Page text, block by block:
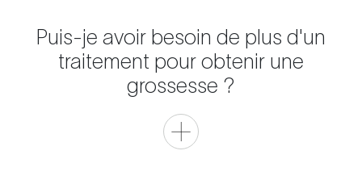
Puis-je avoir besoin de plus d'un
traitement pour obtenir une
grossesse ?